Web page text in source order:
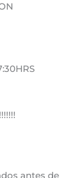
antes de